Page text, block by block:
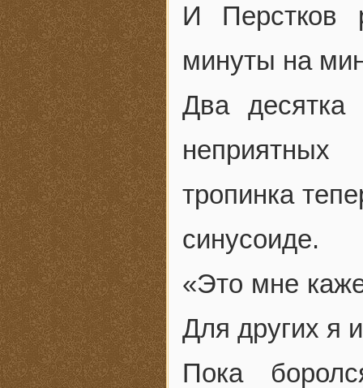
И Перстков
минуты на
Два десятка
тропинка
синусоиде.
«Это мне
Для других я
Пока